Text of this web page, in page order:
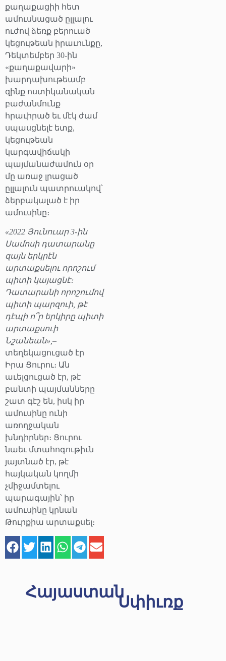
քաղաքացիի հետ
ամուսնացած ըլլալու
ուժով ձեռք բերուած
կեցութեան իրաւունքը,
Դեկտեմբեր 30-ին
«քաղաքավարի»
խարդախութեամբ
զինք ոստիկանական
բաժանմունք
հրաւիրած եւ մէկ ժամ
սպասցնելէ ետք,
կեցութեան
կարգավիճակի
պայմանաժամուն օր
մը առաջ լրացած
ըլլալուն պատրուակով՝
ձերբակալած է իր
ամուսինը։
«2022 Յունուար 3-ին
Սամոսի դատարանը
զայն երկրէն
արտաքսելու որոշում
պիտի կայացնէ։
Դատարանի որոշումով
պիտի պարզուի, թէ
դէպի ո՞ր երկիրը պիտի
արտաքսուի
Նշանեան»,–
տեղեկացուցած էր
Իրա Ցուրու։ Ան
աւելցուցած էր, թէ
բանտի պայմանները
շատ գէշ են, իսկ իր
ամուսինը ունի
առողջական
խնդիրներ։ Ցուրու
նաեւ մտահոգութիւն
յայտնած էր, թէ
հայկական կողմի
չմիջամտելու
պարագային՝ իր
ամուսինը կրնան
Թուրքիա արտաքսել։
Հայաստան
Սփիւռք